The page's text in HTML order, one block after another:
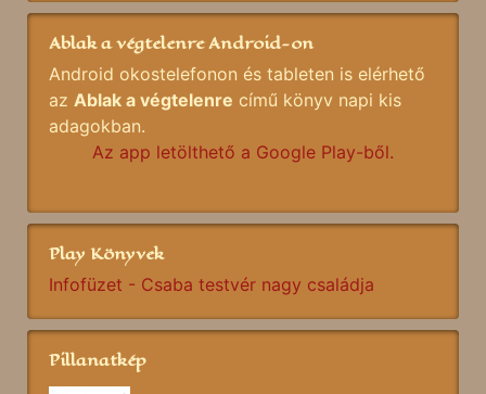
Ablak a végtelenre Android-on
Android okostelefonon és tableten is elérhető
az Ablak a végtelenre című könyv napi kis
adagokban.
Az app letölthető a Google Play-ből.
Play Könyvek
Infofüzet - Csaba testvér nagy családja
Pillanatkép